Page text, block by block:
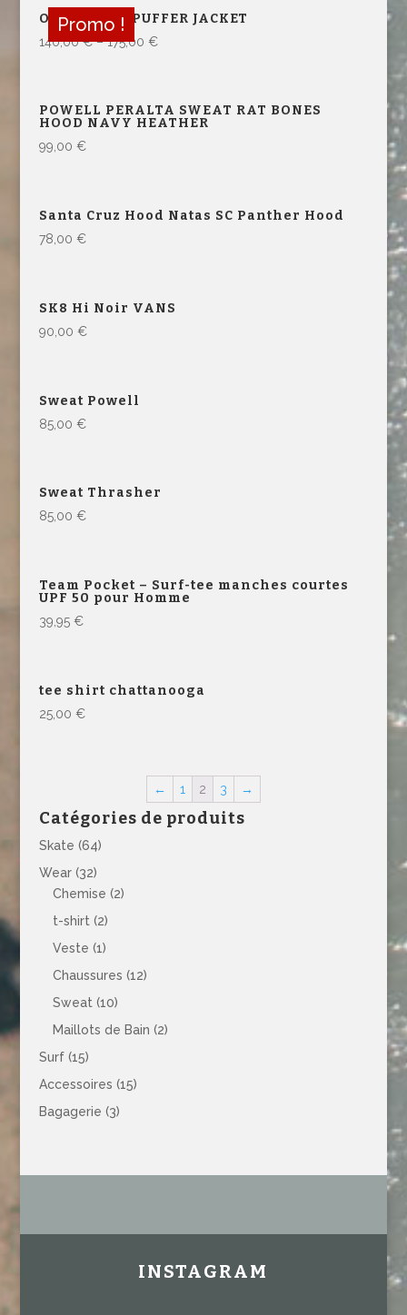
Promo !
OTG YUKON PUFFER JACKET
140,00€–175,00 €
POWELL PERALTA SWEAT RAT BONES
HOOD NAVY HEATHER
99,00 €
Santa Cruz Hood Natas SC Panther Hood
78,00 €
SK8 Hi Noir VANS
90,00 €
Sweat Powell
85,00 €
Sweat Thrasher
85,00 €
Team Pocket – Surf-tee manches courtes
UPF 50 pour Homme
39,95 €
tee shirt chattanooga
25,00 €
← 1 2 3 →
Catégories de produits
Skate (64)
Wear (32)
Chemise (2)
t-shirt (2)
Veste (1)
Chaussures (12)
Sweat (10)
Maillots de Bain (2)
Surf (15)
Accessoires (15)
Bagagerie (3)
INSTAGRAM